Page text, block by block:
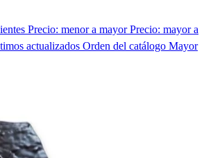
Precio: menor a mayorPrecio: mayor a
actualizados Orden del catálogo Mayor